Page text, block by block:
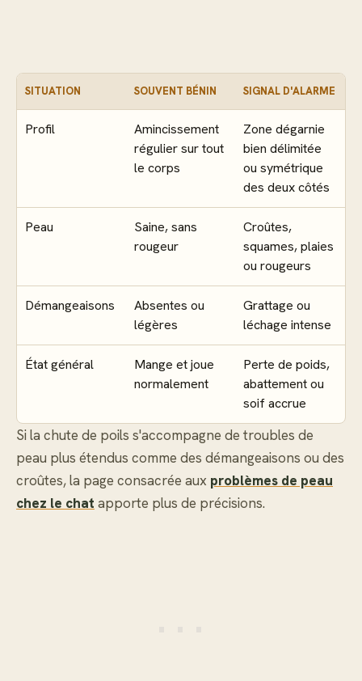
SITUATION SOUVENT BÉNIN SIGNAL D'ALARME
Profil
Amincissement
régulier sur tout
le corps
Zone dégarnie
bien délimitée
ou symétrique
des deux côtés
Peau
Saine, sans
rougeur
Croûtes,
squames, plaies
ou rougeurs
Démangeaisons
Absentes ou
légères
Grattage ou
léchage intense
État général
Mange et joue
normalement
Perte de poids,
abattement ou
soif accrue
Si la chute de poils s'accompagne de troubles de
peau plus étendus comme des démangeaisons ou des
croûtes, la page consacrée aux problèmes de peau
chez le chat apporte plus de précisions.